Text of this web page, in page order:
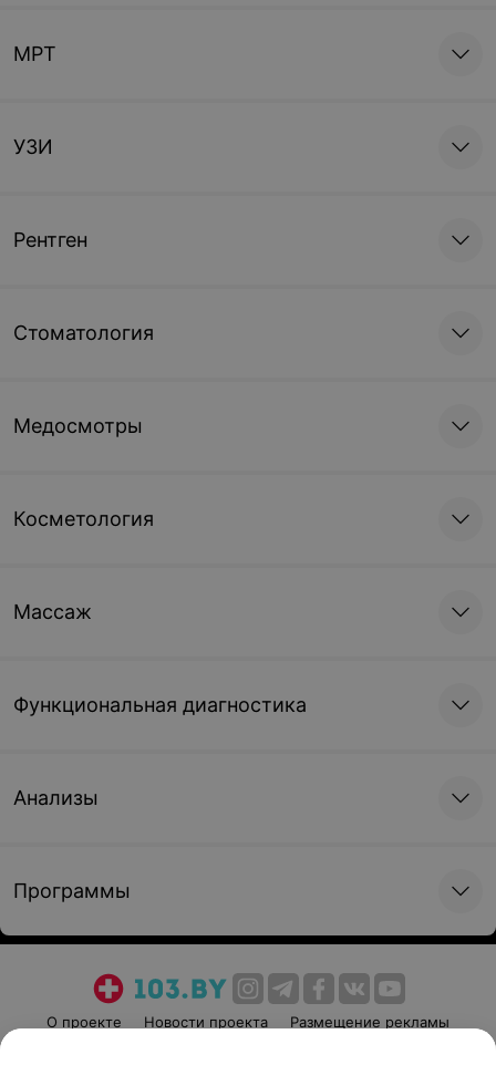
МРТ
УЗИ
Рентген
Стоматология
Медосмотры
Косметология
Массаж
Функциональная диагностика
Анализы
Программы
О проекте Новости проекта
Размещение рекламы